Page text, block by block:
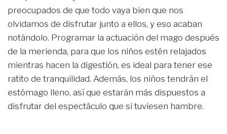
preocupados de que todo vaya bien que nos
olvidamos de disfrutar junto a ellos, y eso acaban
notándolo. Programar la actuación del mago después
de la merienda, para que los niños estén relajados
mientras hacen la digestión, es ideal para tener ese
ratito de tranquilidad. Además, los niños tendrán el
estómago lleno, así que estarán más dispuestos a
disfrutar del espectáculo que si tuviesen hambre.